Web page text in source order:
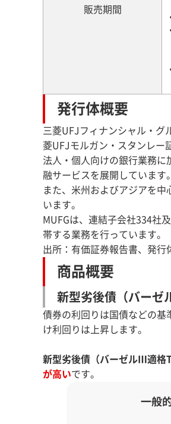
販売期間
発行体概要
三菱UFJフィナンシャル・グ
菱UFJモルガン・スタンレー
法人・個人向けの銀行業務
融サービスを展開しています。
また、米州およびアジアを
います。
MUFGは、連結子会社334社
帯する業務を行っています。
出所：有価証券報告書、発行
商品概要
新型劣後債（バー
債券の利回りは国債などの基
け利回りは上昇します。
新型劣後債（バーゼルⅢ適格
が高いです。